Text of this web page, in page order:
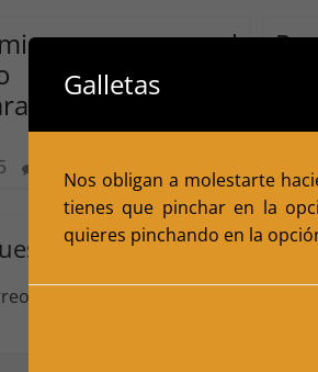
en el
Individual
el Club d’Escacs
electrónico no será publicada.
Galletas
Nos obligan a molestarte
tienes que pinchar en la
quieres pinchando en la